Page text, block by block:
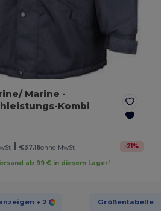
Marine -
Kombi
| €37.16ohne MwSt -21 %
ab 99 € in diesem Lager!
+ 2 Größentabelle